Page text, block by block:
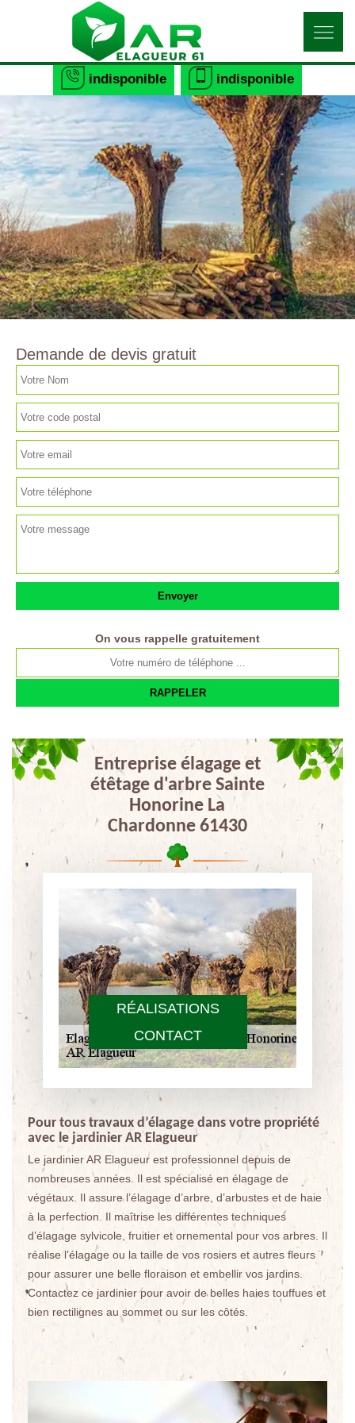
indisponible indisponible
RÉALISATIONS
CONTACT
Demande de devis gratuit
On vous rappelle gratuitement
Entreprise élagage et
étêtage d'arbre Sainte
Honorine La
Chardonne 61430
Pour tous travaux d’élagage dans votre propriété
avec le jardinier AR Elagueur
Le jardinier AR Elagueur est professionnel depuis de
nombreuses années. Il est spécialisé en élagage de
végétaux. Il assure l’élagage d’arbre, d’arbustes et de haie
à la perfection. Il maîtrise les différentes techniques
d’élagage sylvicole, fruitier et ornemental pour vos arbres. Il
réalise l’élagage ou la taille de vos rosiers et autres fleurs
pour assurer une belle floraison et embellir vos jardins.
Contactez ce jardinier pour avoir de belles haies touffues et
bien rectilignes au sommet ou sur les côtés.